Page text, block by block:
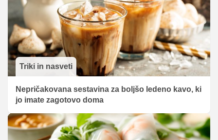
Triki in nasveti
Nepričakovana sestavina za boljšo ledeno kavo, ki
jo imate zagotovo doma